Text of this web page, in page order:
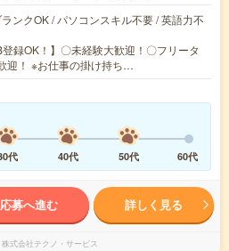
ンクOK / パソコンスキル不要 / 英語力不
登録OK！】〇未経験大歓迎！〇フリータ
迎！ ※お仕事の掛け持ち…
代 40代 50代 60代
応募へ進む 詳しく見る
株式会社テクノ・サービス